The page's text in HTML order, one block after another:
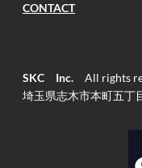
CONTACT
SKC Inc. All rights
埼玉県志木市本町五丁